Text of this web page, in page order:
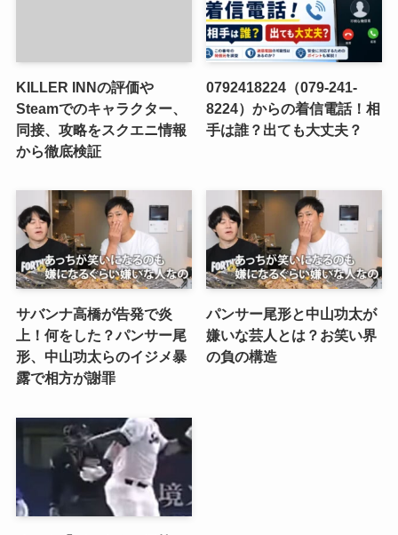
KILLER INNの評価や
Steamでのキャラクター、
同接、攻略をスクエニ情報
から徹底検証
0792418224（079-241-
8224）からの着信電話！相
手は誰？出ても大丈夫？
サバンナ高橋が告発で炎
上！何をした？パンサー尾
形、中山功太らのイジメ暴
露で相方が謝罪
パンサー尾形と中山功太が
嫌いな芸人とは？お笑い界
の負の構造